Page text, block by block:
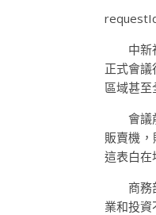
中新
正式會
區域甚至
會議
販賣機
這表白在
商務
業和投